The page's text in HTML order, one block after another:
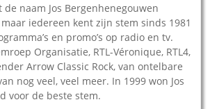
naam Jos Bergenhenegouwen
iedereen kent zijn stem sinds 1981
en promo’s op radio en tv.
Organisatie, RTL-Véronique, RTL4,
Arrow Classic Rock, van ontelbare
nog veel, veel meer. In 1999 won Jos
voor de beste stem.